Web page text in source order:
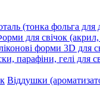
(тонка фольга для
для свічок (акрил,
форми 3D для
парафіни, гелі для
Віддушки